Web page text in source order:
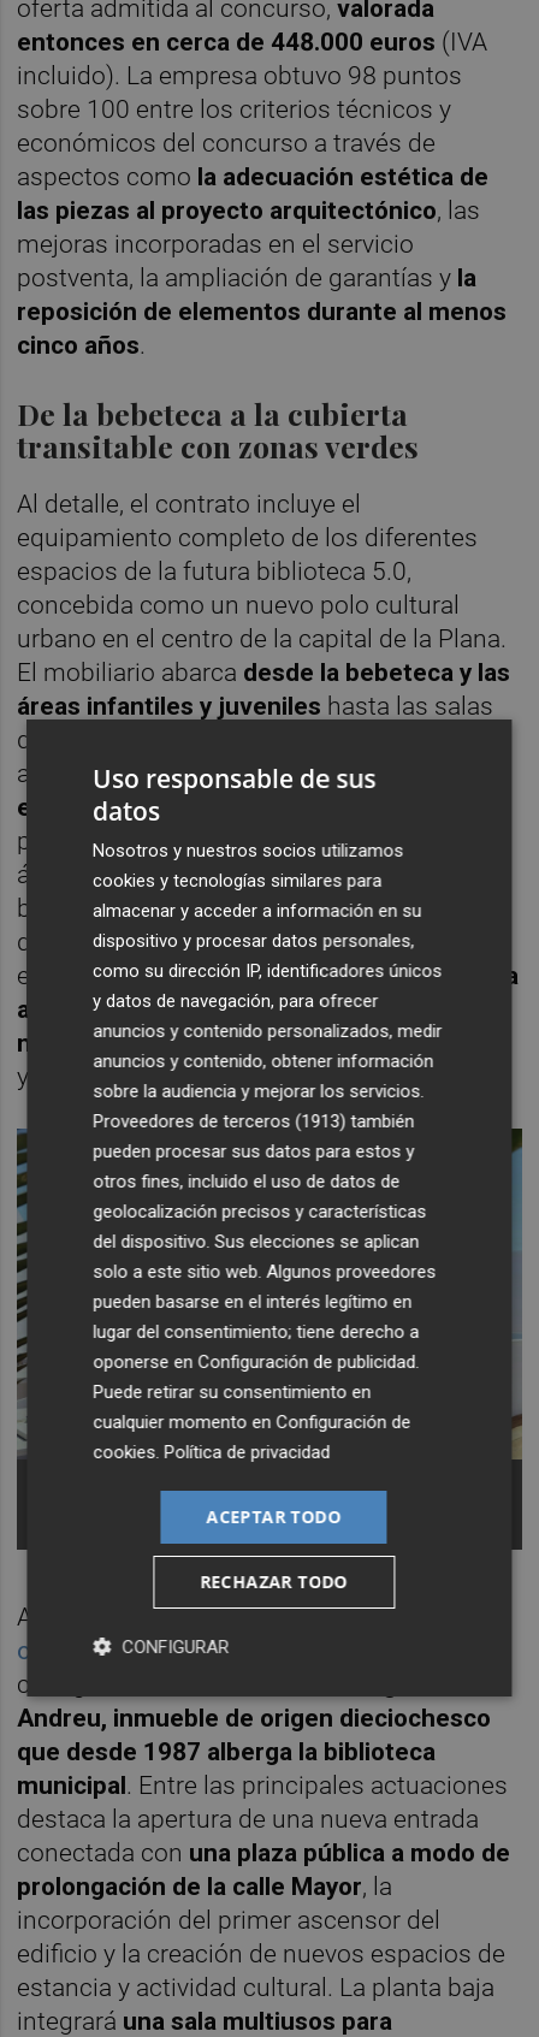
oferta admitida al concurso,valorada
entonces en cerca de 448.000 euros (IVA
incluido). La empresa obtuvo 98 puntos
sobre 100 entre los criterios técnicos y
económicos del concurso a través de
aspectos como la adecuación estética de
las piezas al proyecto arquitectónico, las
mejoras incorporadas en el servicio
postventa, la ampliación de garantías y la
reposición de elementos durante al menos
cinco años.
De la bebeteca a la cubierta
transitable con zonas verdes
Al detalle, el contrato incluye el
equipamiento completo de los diferentes
espacios de la futura biblioteca 5.0,
concebida como un nuevo polo cultural
urbano en el centro de la capital de la Plana.
El mobiliario abarca desde la bebeteca y las
áreas infantiles y juveniles hasta las salas
de lectura, estudio y trabajo colaborativo,
además delas zonas de prensa digital, los
espacios flexibles de la última planta
patio interior y la cubierta transitable con
áreas verdes. El proyecto de interiorismo
busca acompasar el diseño contemporáneo
del equipamiento con la rehabilitación
estructural del inmueble, caracterizada por
la
apertura de espacios, la entrada de luz
natural y la creación de recorridos diáfanos
y accesibles.
Además, la reforma del edificio,iniciada en
octubre de 2024, redefine buena parte de la
configuración histórica de
Andreu, inmueble de origen dieciochesco
que desde 1987 alberga la biblioteca
municipal. Entre las principales actuaciones
destaca la apertura de una nueva entrada
conectada con una plaza pública a modo de
prolongación de la calle Mayor, la
incorporación del primer ascensor del
edificio y la creación de nuevos espacios de
estancia y actividad cultural. La planta baja
integrará una sala multiusos para
Uso responsable de sus
datos
Nosotros y nuestros socios utilizamos
cookies y tecnologías similares para
almacenar y acceder a información en su
dispositivo y procesar datos personales,
como su dirección IP, identificadores únicos
y datos de navegación, para ofrecer
anuncios y contenido personalizados, medir
anuncios y contenido, obtener información
sobre la audiencia y mejorar los servicios.
Proveedores de terceros (1913) también
pueden procesar sus datos para estos y
otros fines, incluido el uso de datos de
geolocalización precisos y características
del dispositivo. Sus elecciones se aplican
solo a este sitio web. Algunos proveedores
pueden basarse en el interés legítimo en
lugar del consentimiento; tiene derecho a
oponerse enConfiguración de publicidad.
Puede retirar su consentimiento en
cualquier momento enConfiguración de
cookies.Política de privacidad
ACEPTAR TODO
RECHAZAR TODO
CONFIGURAR